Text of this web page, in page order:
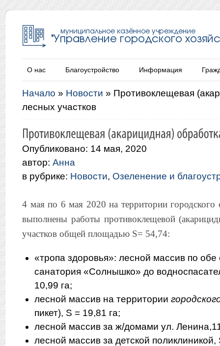
О нас Благоустройство Информация
Начало » Новости » Противоклещевая
лесных участков
Опубликовано: 14 мая, 2020
автор: Анна
в рубрике: Новости, Озеленение и
4 мая по 6 мая 2020 на территории городского
выполнены работы противоклещевой
участков общей площадью S= 54,74:
«тропа здоровья»: лесной массив по обе
санатория «Солнышко» до
10,99 га;
лесной массив на территории
пикет), S = 19,81 га;
лесной массив за ж/домами ул.
лесной массив за детской поликлиникой,